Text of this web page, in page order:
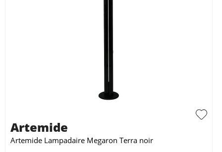
Artemide
Artemide Lampadaire Megaron Terra noir